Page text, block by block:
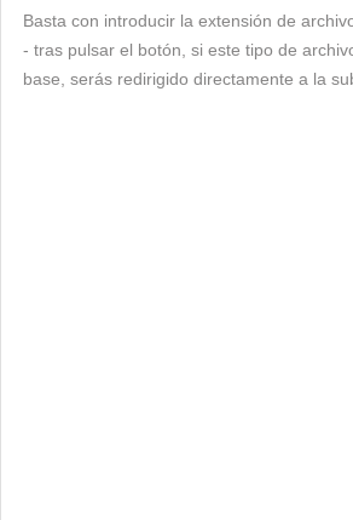
Basta con introducir la extensión de
- tras pulsar el botón, si este tipo de
base, serás redirigido directamente a la